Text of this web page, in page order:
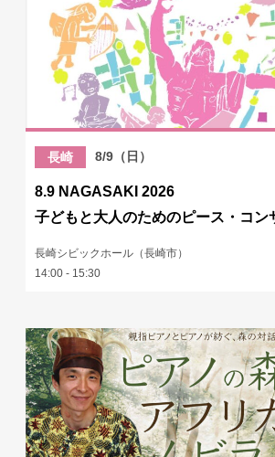
長崎 8/9（日）
8.9 NAGASAKI 2026
子どもと大人のためのピース・コン
長崎シビックホール（長崎市）
14:00 - 15:30